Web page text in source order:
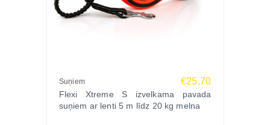
Suņiem €25.70
Flexi Xtreme S izvelkama pavada
suņiem ar lenti 5 m līdz 20 kg melna